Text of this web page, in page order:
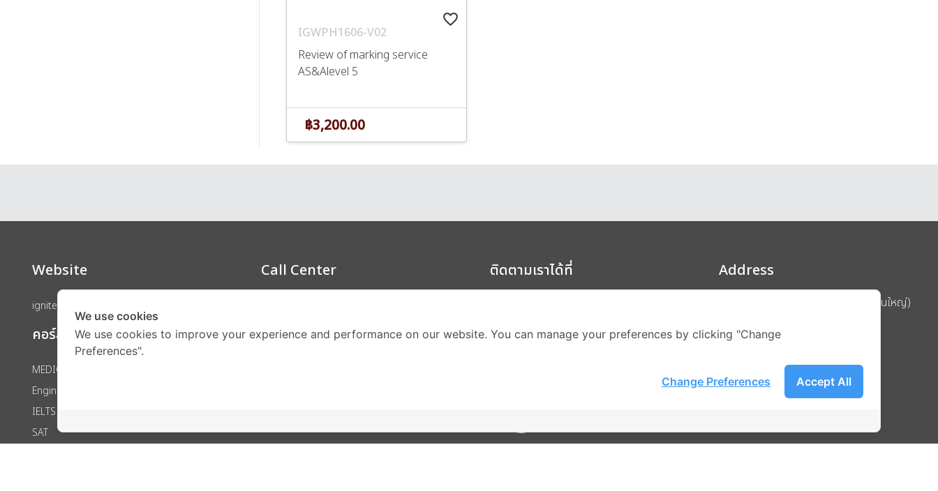
favorite_border
IGWPH1606-V02
Review of marking service
AS&Alevel 5
฿3,200.00
Website
ignite by OnDemand
คอร์สเรียน
MEDICAL
Engineering
IELTS
SAT
Call Center
(08.00-20.00 น.)
ติดตามเราได้ที่ Address
บริษัท อิกไนท์ เอ สตาร์ จำกัด (สำนักงานใหญ่)
ถนนพญาไท แขวงวังใหม่ เขตปทุมวัน
We use cookies
We use cookies to improve your experience and performance on our website. You can manage your preferences by clicking "Change
Preferences".
Accept All
Change Preferences